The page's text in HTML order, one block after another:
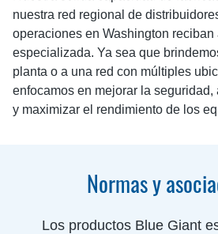
nuestra red regional de
operaciones en Washington
especializada. Ya sea que
planta o a una red con múltiples
enfocamos en mejorar la
y maximizar el rendimiento de los
Normas y
Los productos Blue Giant